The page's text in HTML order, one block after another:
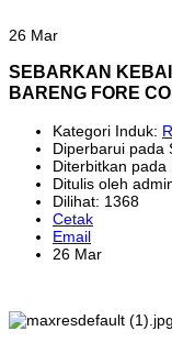
26 Mar
SEBARKAN
BARENG FORE
Kategori Induk:
Diperbarui pada
Diterbitkan
Ditulis oleh
Dilihat: 1368
Cetak
Email
26 Mar